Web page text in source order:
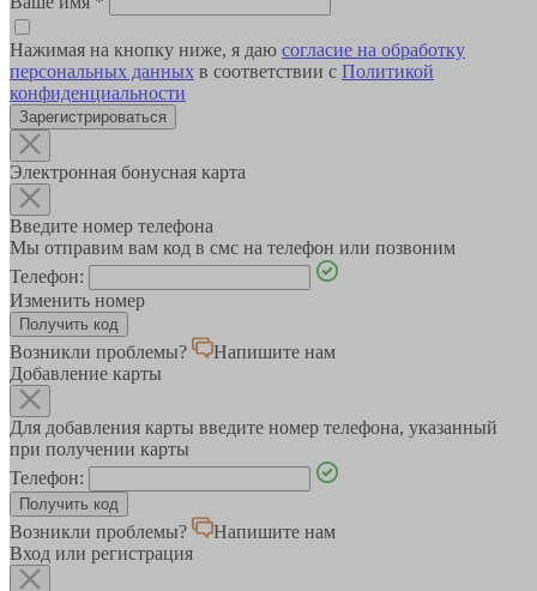
Нажимая на кнопку ниже, я даю согласие на обработку
персональных данных в соответствии с Политикой
конфиденциальности
Зарегистрироваться
Электронная бонусная карта
Введите номер телефона
Мы отправим вам код в смс на телефон или позвоним
Телефон:
Изменить номер
Возникли проблемы?
Напишите нам
Добавление карты
Для добавления карты введите номер телефона, указанный
при получении карты
Телефон:
Возникли проблемы?
Напишите нам
Вход или регистрация